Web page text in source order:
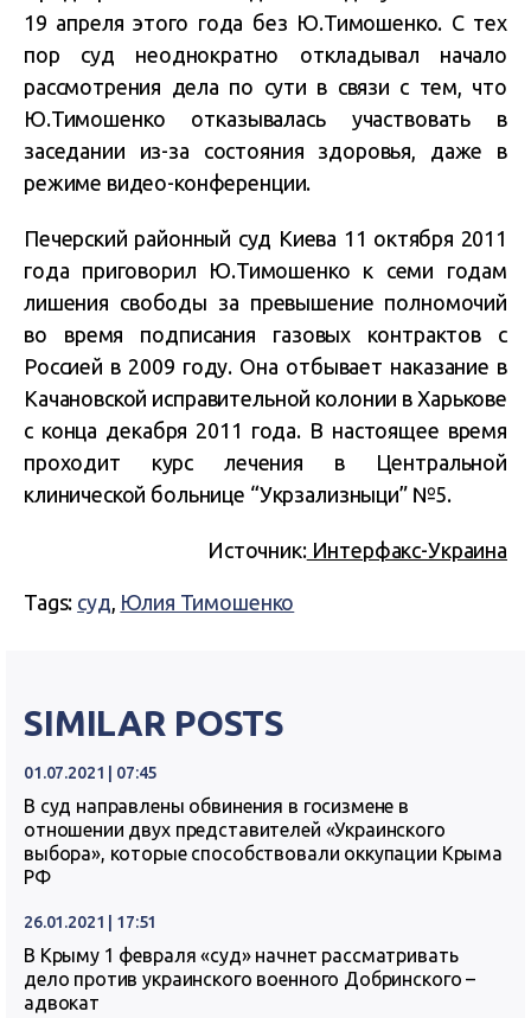
19 апреля этого года без Ю.Тимошенко. С тех
пор суд неоднократно откладывал начало
рассмотрения дела по сути в связи с тем, что
Ю.Тимошенко отказывалась участвовать в
заседании из-за состояния здоровья, даже в
режиме видео-конференции.
Печерский районный суд Киева 11 октября 2011
года приговорил Ю.Тимошенко к семи годам
лишения свободы за превышение полномочий
во время подписания газовых контрактов с
Россией в 2009 году. Она отбывает наказание в
Качановской исправительной колонии в Харькове
с конца декабря 2011 года. В настоящее время
проходит курс лечения в Центральной
клинической больнице “Укрзализныци” №5.
Источник:Интерфакс-Украина
Tags: суд, Юлия Тимошенко
SIMILAR POSTS
01.07.2021 | 07:45
В суд направлены обвинения в госизмене в
отношении двух представителей «Украинского
выбора», которые способствовали оккупации Крыма
РФ
26.01.2021 | 17:51
В Крыму 1 февраля «суд» начнет рассматривать
дело против украинского военного Добринского –
адвокат